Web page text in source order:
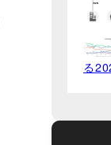
る